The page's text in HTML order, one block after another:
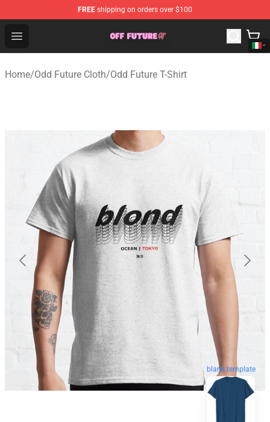
FREE shipping on orders over $100
Open menu
Odd Future Store - Official Odd Future Merchandise Shop
Home/Odd Future Cloth/Odd Future T-Shirt
blank template